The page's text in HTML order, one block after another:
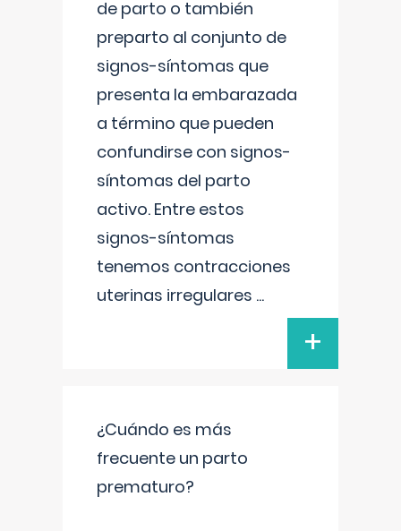
de parto o también
preparto al conjunto de
signos-síntomas que
presenta la embarazada
a término que pueden
confundirse con signos-
síntomas del parto
activo. Entre estos
signos-síntomas
tenemos contracciones
uterinas irregulares ...
+
¿Cuándo es más
frecuente un parto
prematuro?